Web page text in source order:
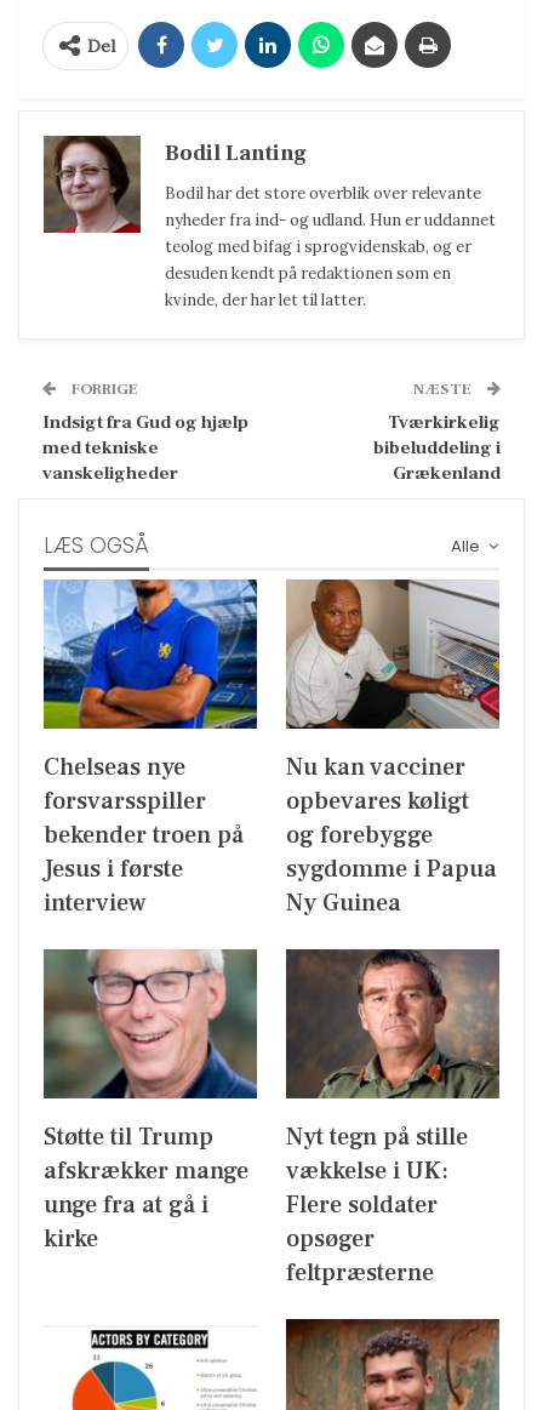
Del
Bodil Lanting
Bodil har det store overblik over relevante
nyheder fra ind- og udland. Hun er uddannet
teolog med bifag i sprogvidenskab, og er
desuden kendt på redaktionen som en
kvinde, der har let til latter.
FORRIGE
Indsigt fra Gud og hjælp
med tekniske
vanskeligheder
NÆSTE
Tværkirkelig
bibeluddeling i
Grækenland
Alle
LÆS OGSÅ
Chelseas nye
forsvarsspiller
bekender troen på
Jesus i første
interview
Nu kan vacciner
opbevares køligt
og forebygge
sygdomme i Papua
Ny Guinea
Støtte til Trump
afskrækker mange
unge fra at gå i
kirke
Nyt tegn på stille
vækkelse i UK:
Flere soldater
opsøger
feltpræsterne